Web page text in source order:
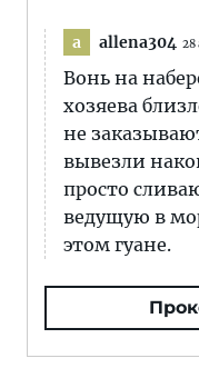
a allena304 28
Вонь на
хозяева
не
вывезли
просто
ведущую в
этом гуане.